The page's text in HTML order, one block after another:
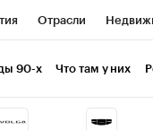
Отрасли
Кредитные
90-х Что там у них